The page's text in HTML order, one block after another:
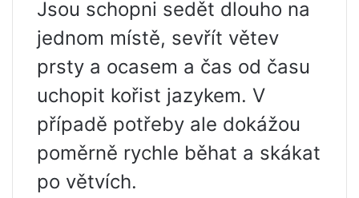
Jsou schopni sedět dlouho na
jednom místě, sevřít větev
prsty a ocasem a čas od času
uchopit kořist jazykem. V
případě potřeby ale dokážou
poměrně rychle běhat a skákat
po větvích.